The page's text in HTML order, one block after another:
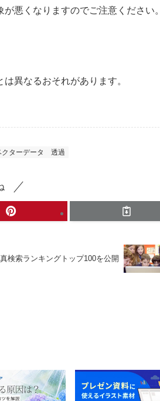
悪くなりますのでご注意ください。
異なるおそれがあります。
クターデータ 透過
検索ランキングトップ100を公開